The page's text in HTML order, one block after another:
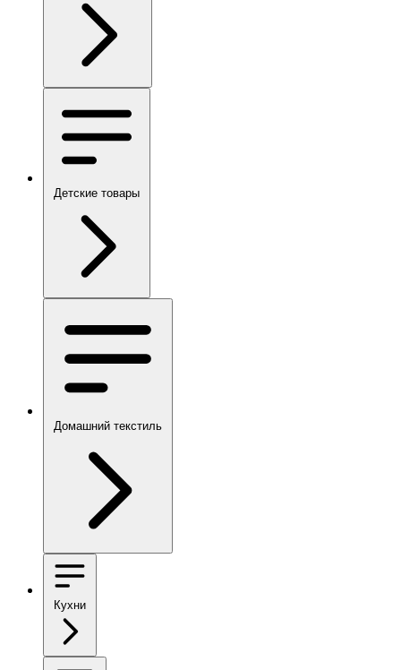
Детские товары
Домашний текстиль
Кухни